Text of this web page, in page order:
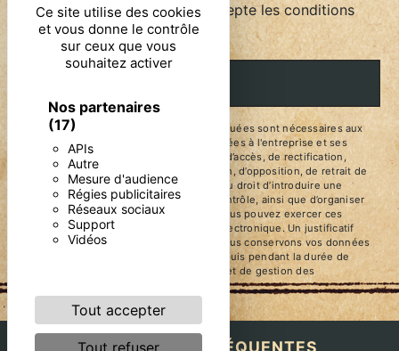
Ce site utilise des cookies
et vous donne le contrôle
sur ceux que vous
souhaitez activer
Nos partenaires
(17)
APIs
Autre
Mesure d'audience
Régies publicitaires
Réseaux sociaux
Support
Vidéos
Tout accepter
Tout refuser
En cochant cette case, j'accepte les conditions
particulières ci-dessous **
** Les données personnelles communiquées sont nécessaires aux
fins de vous contacter. Elles sont destinées à l'entreprise et ses
sous-traitants. Vous disposez de droits d’accès, de rectification,
d’effacement, de portabilité, de limitation, d’opposition, de retrait de
votre consentement à tout moment et du droit d’introduire une
réclamation auprès d’une autorité de contrôle, ainsi que d’organiser
le sort de vos données post-mortem. Vous pouvez exercer ces
droits par voie postale ou par courrier électronique. Un justificatif
d'identité pourra vous être demandé. Nous conservons vos données
pendant la période de prise de contact puis pendant la durée de
prescription légale aux fins probatoires et de gestion des
RECHERCHES FRÉQUENTES